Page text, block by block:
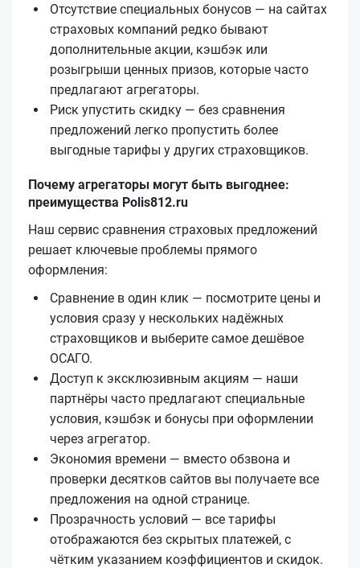
Отсутствие специальных бонусов — на сайтах
страховых компаний редко бывают
дополнительные акции, кэшбэк или
розыгрыши ценных призов, которые часто
предлагают агрегаторы.
Риск упустить скидку — без сравнения
предложений легко пропустить более
выгодные тарифы у других страховщиков.
Почему агрегаторы могут быть выгоднее:
преимущества Polis812.ru
Наш сервис сравнения страховых предложений
решает ключевые проблемы прямого
оформления:
Сравнение в один клик — посмотрите цены и
условия сразу у нескольких надёжных
страховщиков и выберите самое дешёвое
ОСАГО.
Доступ к эксклюзивным акциям — наши
партнёры часто предлагают специальные
условия, кэшбэк и бонусы при оформлении
через агрегатор.
Экономия времени — вместо обзвона и
проверки десятков сайтов вы получаете все
предложения на одной странице.
Прозрачность условий — все тарифы
отображаются без скрытых платежей, с
чётким указанием коэффициентов и скидок.